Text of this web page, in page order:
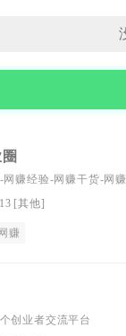
网赚经验-网赚干货-网
[其他]
赚
创业者交流平台